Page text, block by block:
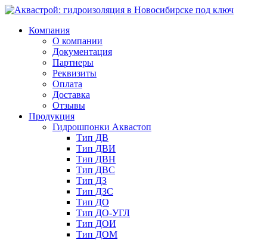
Компания
О компании
Документация
Партнеры
Реквизиты
Оплата
Доставка
Отзывы
Продукция
Гидрошпонки Аквастоп
Тип ДВ
Тип ДВИ
Тип ДВН
Тип ДВС
Тип ДЗ
Тип ДЗС
Тип ДО
Тип ДО-УГЛ
Тип ДОИ
Тип ДОМ